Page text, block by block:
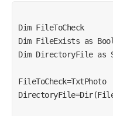
CInt(N) & ")"
If RS.State =
If RS.EOF Then
Dim FileToCheck
Dim FileExists as
Dim DirectoryFile as
FileToCheck=TxtPhoto